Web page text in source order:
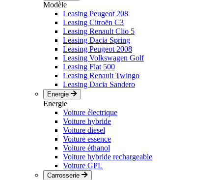
Modèle
Leasing Peugeot 208
Leasing Citroën C3
Leasing Renault Clio 5
Leasing Dacia Spring
Leasing Peugeot 2008
Leasing Volkswagen Golf
Leasing Fiat 500
Leasing Renault Twingo
Leasing Dacia Sandero
Energie
Energie
Voiture électrique
Voiture hybride
Voiture diesel
Voiture essence
Voiture éthanol
Voiture hybride rechargeable
Voiture GPL
Carrosserie